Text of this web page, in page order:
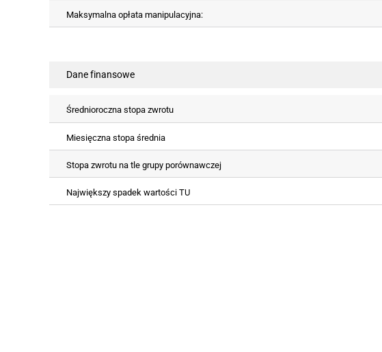
Maksymalna opłata manipulacyjna:
Dane finansowe
Średnioroczna stopa zwrotu
Miesięczna stopa średnia
Stopa zwrotu na tle grupy porównawczej
Największy spadek wartości TU